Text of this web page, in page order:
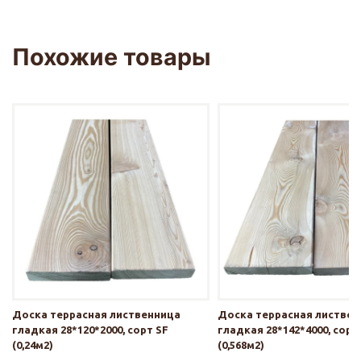
Похожие товары
Доска террасная лиственница
гладкая 28*120*2000, сорт SF
(0,24м2)
Доска террасная
гладкая 28*142*4000,
(0,568м2)